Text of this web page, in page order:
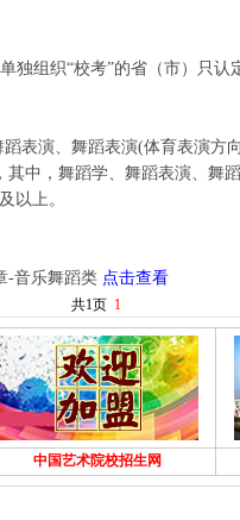
组织“校考”的省（市）只认
演、舞蹈表演(体育表演方
中，舞蹈学、舞蹈表演、舞
以上。
音乐舞蹈类 点击查看
共1页 1
中国艺术院校招生网